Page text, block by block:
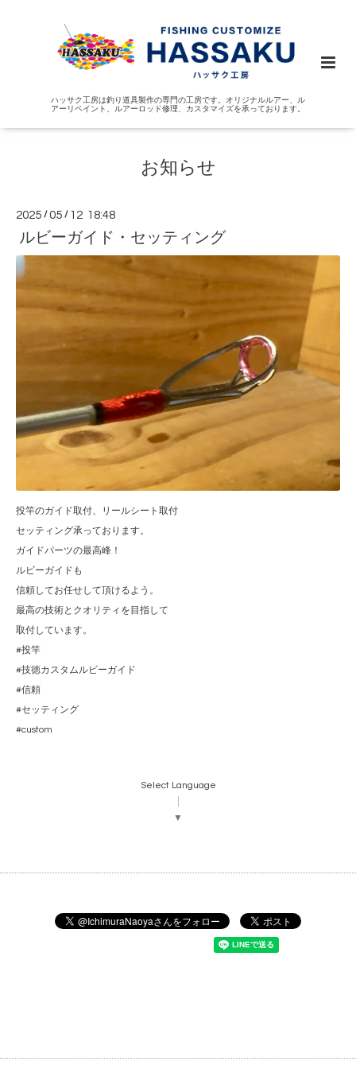
ハッサク工房は釣り道具製作の専門の工房です。オリジナルルアー、ル
アーリペイント、ルアーロッド修理、カスタマイズを承っております。
お知らせ
2025 /05 / 12 18:48
ルビーガイド・セッティング
投竿のガイド取付、リールシート取付
セッティング承っております。
ガイドパーツの最高峰！
ルビーガイドも
信頼してお任せして頂けるよう。
最高の技術とクオリティを目指して
取付しています。
#投竿
#技徳カスタムルビーガイド
#信頼
#セッティング
#custom
Select Language
▼